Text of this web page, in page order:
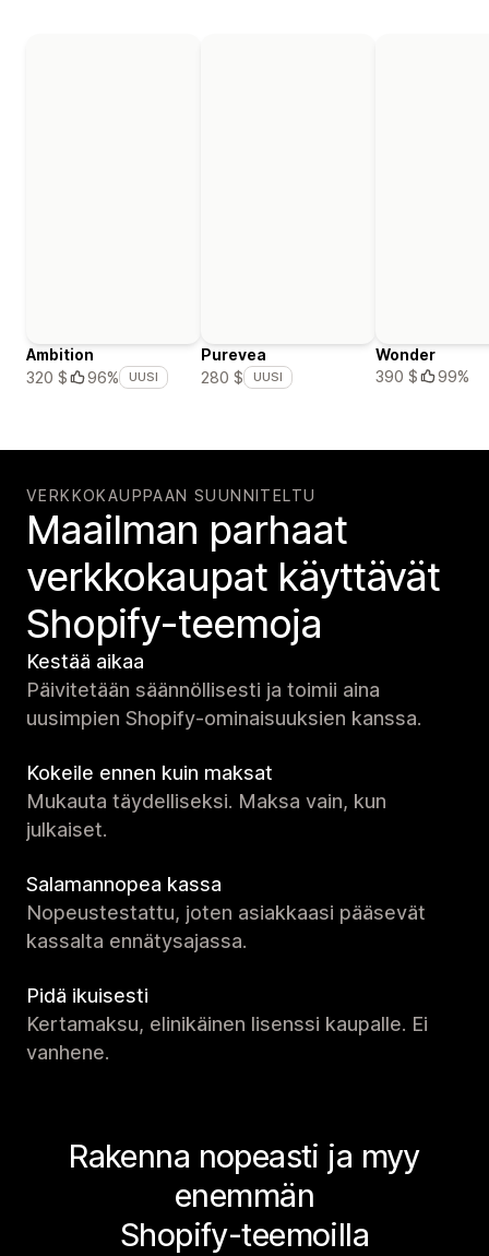
Ambition
320 $
96% UUSI
Purevea
280 $
UUSI
Wonder
390 $
99%
VERKKOKAUPPAAN SUUNNITELTU
Maailman parhaat
verkko­kaupat käyttävät
Shopify-teemoja
Kestää aikaa
Päivitetään säännöllisesti ja toimii aina
uusimpien Shopify-ominaisuuksien kanssa.
Kokeile ennen kuin maksat
Mukauta täydelliseksi. Maksa vain, kun
julkaiset.
Salamannopea kassa
Nopeustestattu, joten asiakkaasi pääsevät
kassalta ennätysajassa.
Pidä ikuisesti
Kertamaksu, elinikäinen lisenssi kaupalle. Ei
vanhene.
Rakenna nopeasti ja myy
enemmän
Shopify-teemoilla